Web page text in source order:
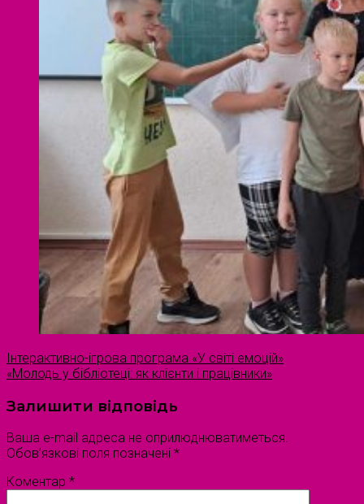
Інтерактивно-ігрова програма «У світі емоцій»
«Молодь у бібліотеці: як клієнти і працівники»
Залишити відповідь
Ваша e-mail адреса не оприлюднюватиметься.
Обов’язкові поля позначені *
Коментар *